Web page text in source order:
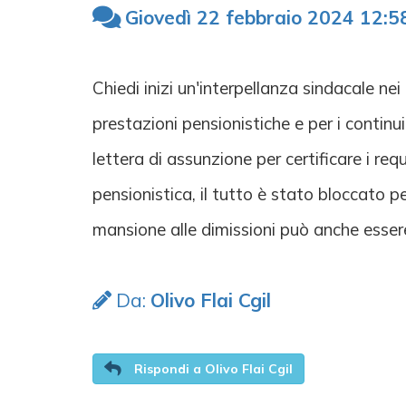
Giovedì 22 febbraio 2024
Chiedi inizi un'interpellanza sindacale
prestazioni pensionistiche e per i
lettera di assunzione per certificare i
pensionistica, il tutto è stato bloccato
mansione alle dimissioni può anche
Da: Olivo Flai Cgil
Rispondi a Olivo Flai Cgil